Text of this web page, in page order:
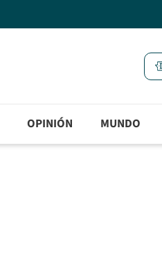
OPINIÓN MUNDO